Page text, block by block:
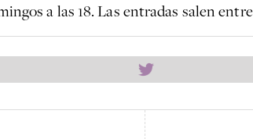
a las 18. Las entradas salen